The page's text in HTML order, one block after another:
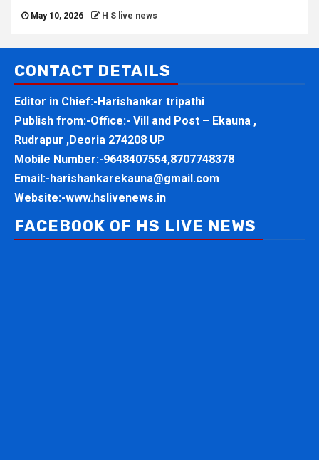
May 10, 2026 H S live news
CONTACT DETAILS
Editor in Chief:-Harishankar tripathi
Publish from:-Office:- Vill and Post – Ekauna ,
Rudrapur ,Deoria 274208 UP
Mobile Number:-9648407554,8707748378
Email:-harishankarekauna@gmail.com
Website:-www.hslivenews.in
FACEBOOK OF HS LIVE NEWS